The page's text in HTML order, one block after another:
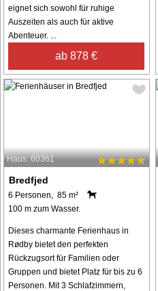
eignet sich sowohl für ruhige
Auszeiten als auch für aktive
Abenteuer. ...
ab 878 €
Haus: 60361
Bredfjed
6 Personen, 85 m²
100 m zum Wasser.
Dieses charmante Ferienhaus in
Rødby bietet den perfekten
Rückzugsort für Familien oder
Gruppen und bietet Platz für bis zu 6
Personen. Mit 3 Schlafzimmern,